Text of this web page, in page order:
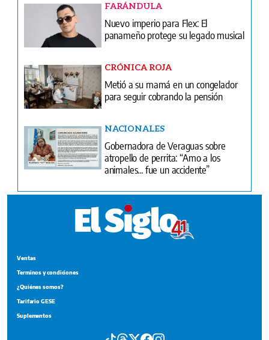
FARÁNDULA
Nuevo imperio para Flex: El
panameño protege su legado musical
CRÓNICA ROJA
Metió a su mamá en un congelador
para seguir cobrando la pensión
NACIONALES
Gobernadora de Veraguas sobre
atropello de perrita: “Amo a los
animales... fue un accidente”
Ventas
Terminos y condiciones
¿Quiénes somos?
Tarifario GESE
Suplementos